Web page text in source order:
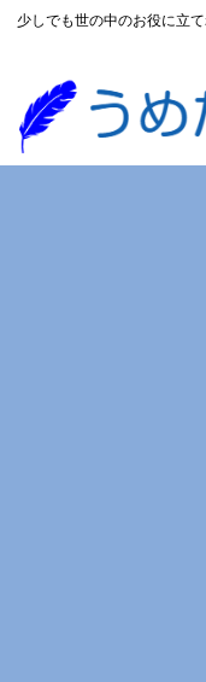
少しでも世の中のお役に立